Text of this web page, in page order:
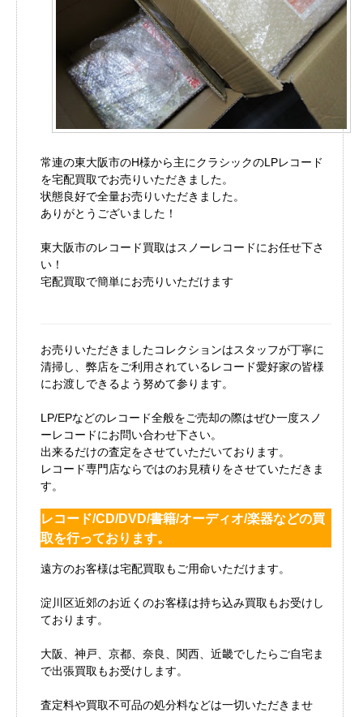
常連の東大阪市のH様から主にクラシックのLPレコード
を宅配買取でお売りいただきました。
状態良好で全量お売りいただきました。
ありがとうございました！
東大阪市のレコード買取はスノーレコードにお任せ下さ
い！
宅配買取で簡単にお売りいただけます
お売りいただきましたコレクションはスタッフが丁寧に
清掃し、弊店をご利用されているレコード愛好家の皆様
にお渡しできるよう努めて参ります。
LP/EPなどのレコード全般をご売却の際はぜひ一度スノ
ーレコードにお問い合わせ下さい。
出来るだけの査定をさせていただいております。
レコード専門店ならではのお見積りをさせていただきま
す。
レコード/CD/DVD/書籍/オーディオ/楽器などの買
取を行っております。
遠方のお客様は宅配買取もご用命いただけます。
淀川区近郊のお近くのお客様は持ち込み買取もお受けし
ております。
大阪、神戸、京都、奈良、関西、近畿でしたらご自宅ま
で出張買取もお受けします。
査定料や買取不可品の処分料などは一切いただきませ